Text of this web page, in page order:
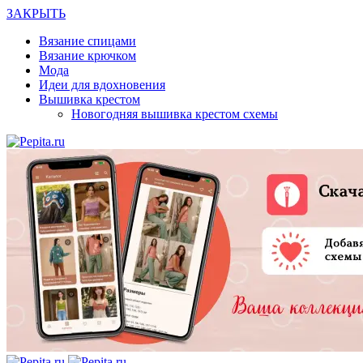
ЗАКРЫТЬ
Вязание спицами
Вязание крючком
Мода
Идеи для вдохновения
Вышивка крестом
Новогодняя вышивка крестом схемы